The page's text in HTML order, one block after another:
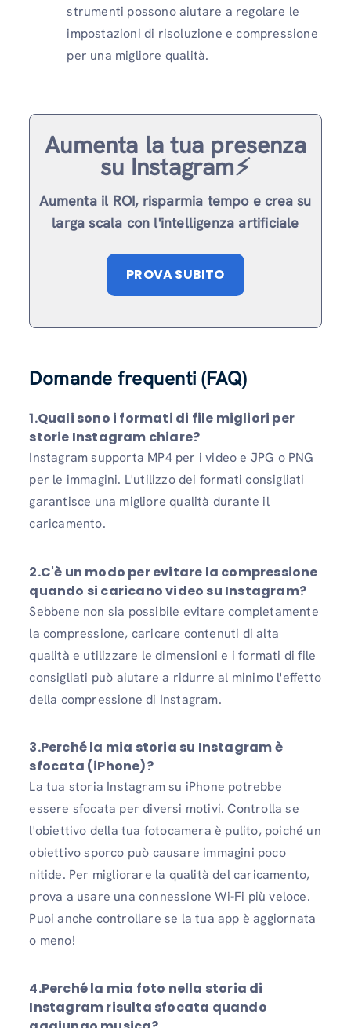
strumenti possono aiutare a regolare le
impostazioni di risoluzione e compressione
per una migliore qualità.
Aumenta la tua presenza
su Instagram⚡️
Aumenta il ROI, risparmia tempo e crea su
larga scala con l'intelligenza artificiale
PROVA SUBITO
Domande frequenti (FAQ)
1.Quali sono i formati di file migliori per
storie Instagram chiare?
Instagram supporta MP4 per i video e JPG o PNG
per le immagini. L'utilizzo dei formati consigliati
garantisce una migliore qualità durante il
caricamento.
2.C'è un modo per evitare la compressione
quando si caricano video su Instagram?
Sebbene non sia possibile evitare completamente
la compressione, caricare contenuti di alta
qualità e utilizzare le dimensioni e i formati di file
consigliati può aiutare a ridurre al minimo l'effetto
della compressione di Instagram.
3.Perché la mia storia su Instagram è
sfocata (iPhone)?
La tua storia Instagram su iPhone potrebbe
essere sfocata per diversi motivi. Controlla se
l'obiettivo della tua fotocamera è pulito, poiché un
obiettivo sporco può causare immagini poco
nitide. Per migliorare la qualità del caricamento,
prova a usare una connessione Wi-Fi più veloce.
Puoi anche controllare se la tua app è aggiornata
o meno!
4.Perché la mia foto nella storia di
Instagram risulta sfocata quando